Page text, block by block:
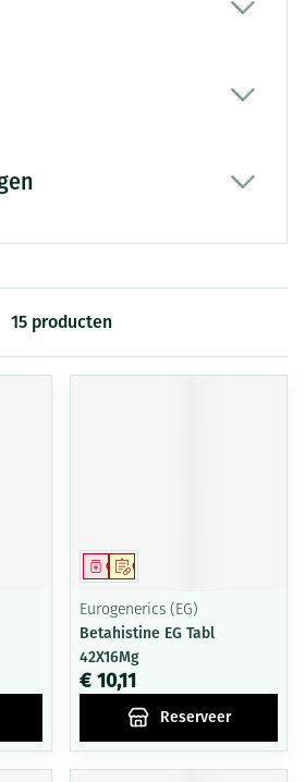
15producten
Op voorschrift
Geneesmiddel
Eurogenerics (EG)
Betahistine EG Tabl
42X16Mg
€ 10,11
Reserveer